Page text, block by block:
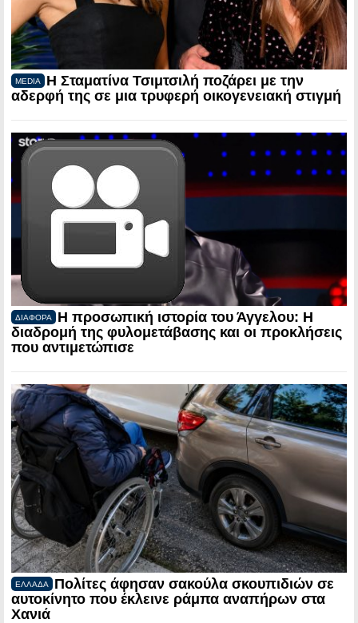
MEDIA
Η Σταματίνα Τσιμτσιλή ποζάρει με την
αδερφή της σε μια τρυφερή οικογενειακή στιγμή
ΔΙΑΦΟΡΑ
Η προσωπική ιστορία του Άγγελου: Η
διαδρομή της φυλομετάβασης και οι προκλήσεις
που αντιμετώπισε
ΕΛΛΑΔΑ
Πολίτες άφησαν σακούλα σκουπιδιών σε
αυτοκίνητο που έκλεινε ράμπα αναπήρων στα
Χανιά